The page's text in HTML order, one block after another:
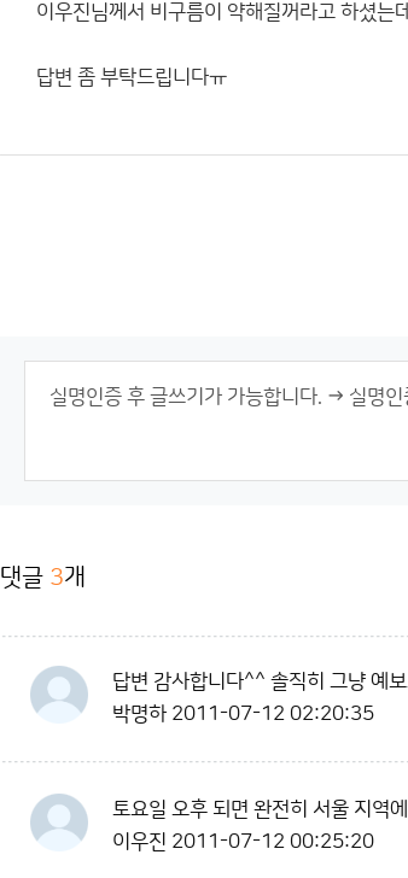
이우진님께서 비구름이 약해질꺼라고 하셨는
답변 좀 부탁드립니다ㅠ
댓글 3개
답변 감사합니다^^ 솔직히 그냥 예
박명하 2011-07-12 02:20:35
토요일 오후 되면 완전히 서울 지역
이우진 2011-07-12 00:25:20